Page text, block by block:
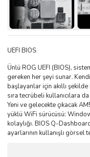
UEFI BIOS
Ünlü ROG UEFI (BIOS),
gereken her şeyi sunar.
başlayanlar için akıllı
sıra tecrübeli kullanıcılara
Yeni ve gelecekte çıkacak
yüklü WiFi sürücüsü:
kolaylığı. BIOS Q-
ayarlarının kullanışlı görsel